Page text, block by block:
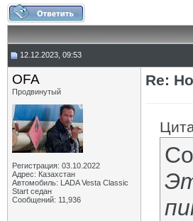
12.12.2023, 09:53
OFA
Продвинутый
Регистрация: 03.10.2022
Адрес: Казахстан
Автомобиль: LADA Vesta Classic
Start седан
Сообщений: 11,936
Re: